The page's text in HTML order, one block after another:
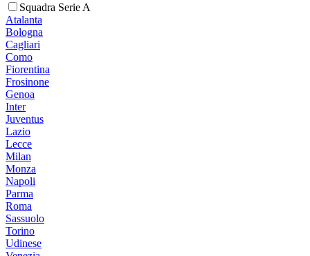
Squadra Serie A
Atalanta
Bologna
Cagliari
Como
Fiorentina
Frosinone
Genoa
Inter
Juventus
Lazio
Lecce
Milan
Monza
Napoli
Parma
Roma
Sassuolo
Torino
Udinese